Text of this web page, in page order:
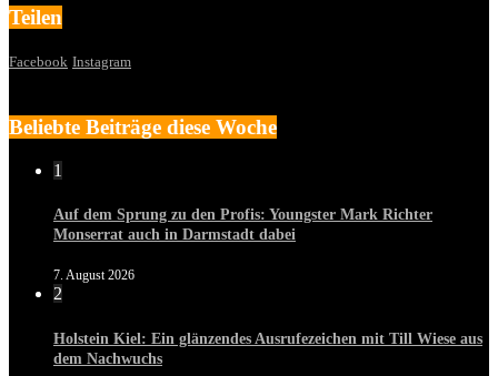
Teilen
Facebook Instagram
Beliebte Beiträge diese Woche
1
Auf dem Sprung zu den Profis: Youngster Mark Richter
Monserrat auch in Darmstadt dabei
7. August 2026
2
Holstein Kiel: Ein glänzendes Ausrufezeichen mit Till Wiese aus
dem Nachwuchs